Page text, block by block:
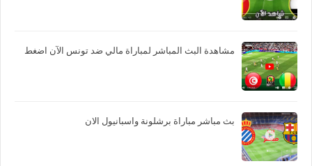
مشاهدة البث المباشر لمباراة مالي ضد تونس الآن اضغط
بث مباشر مباراة برشلونة واسبانيول الان